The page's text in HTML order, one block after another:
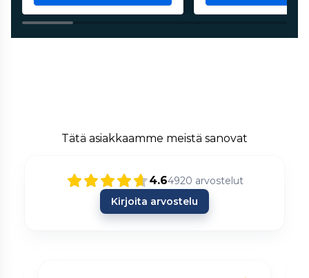
Tätä asiakkaamme meistä sanovat
4.64920 arvostelut
Kirjoita arvostelu